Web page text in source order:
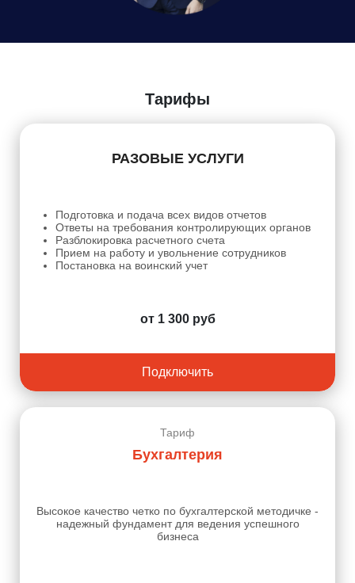
Тарифы
РАЗОВЫЕ УСЛУГИ
Подготовка и подача всех видов отчетов
Ответы на требования контролирующих органов
Разблокировка расчетного счета
Прием на работу и увольнение сотрудников
Постановка на воинский учет
от 1 300 руб
Подключить
Тариф
Бухгалтерия
Высокое качество четко по бухгалтерской методичке -
надежный фундамент для ведения успешного
бизнеса
Согласие на обработку персональных данных